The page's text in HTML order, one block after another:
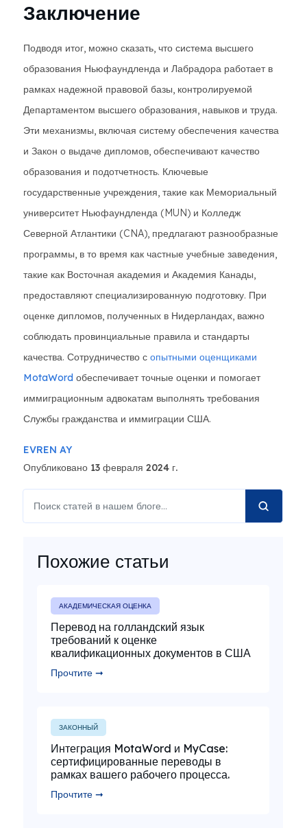
Заключение
Подводя итог, можно сказать, что система высшего
образования Ньюфаундленда и Лабрадора работает в
рамках надежной правовой базы, контролируемой
Департаментом высшего образования, навыков и труда.
Эти механизмы, включая систему обеспечения качества
и Закон о выдаче дипломов, обеспечивают качество
образования и подотчетность. Ключевые
государственные учреждения, такие как Мемориальный
университет Ньюфаундленда (MUN) и Колледж
Северной Атлантики (CNA), предлагают разнообразные
программы, в то время как частные учебные заведения,
такие как Восточная академия и Академия Канады,
предоставляют специализированную подготовку. При
оценке дипломов, полученных в Нидерландах, важно
соблюдать провинциальные правила и стандарты
качества. Сотрудничество с опытными оценщиками
MotaWord обеспечивает точные оценки и помогает
иммиграционным адвокатам выполнять требования
Службы гражданства и иммиграции США.
EVREN AY
Опубликовано 13 февраля 2024 г.
Похожие статьи
АКАДЕМИЧЕСКАЯ ОЦЕНКА
Перевод на голландский язык
требований к оценке
квалификационных документов в США
Прочтите ➞
ЗАКОННЫЙ
Интеграция MotaWord и MyCase:
сертифицированные переводы в
рамках вашего рабочего процесса.
Прочтите ➞